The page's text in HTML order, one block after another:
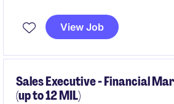
係構築を推進します。
View Job
Sales Executive - Financial
(up to 12 MIL)